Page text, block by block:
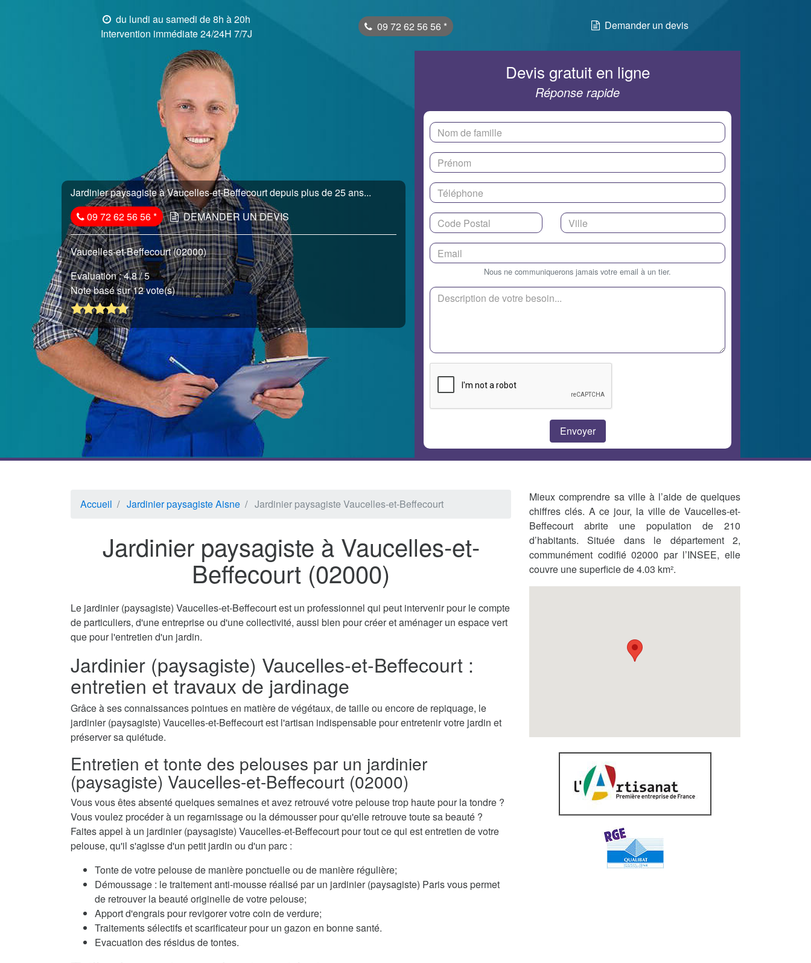
du lundi au samedi de 8h à 20h
Intervention immédiate 24/24H 7/7J
09 72 62 56 56 * Demander un devis
Jardinier paysagiste à Vaucelles-et-Beffecourt depuis plus de 25 ans...
09 72 62 56 56* DEMANDER UN DEVIS
Vaucelles-et-Beffecourt (02000)
Evaluation :4.8/ 5
Note basé sur 12 vote(s)
Devis gratuit en ligne
Réponse rapide
Nous ne communiquerons jamais votre email à un tier.
Accueil Jardinier paysagiste Aisne Jardinier paysagiste Vaucelles-et-Beffecourt
Jardinier paysagiste à Vaucelles-et-
Beffecourt (02000)
Le jardinier (paysagiste) Vaucelles-et-Beffecourt est un professionnel qui peut intervenir pour le compte
de particuliers, d'une entreprise ou d'une collectivité, aussi bien pour créer et aménager un espace vert
que pour l'entretien d'un jardin.
Jardinier (paysagiste) Vaucelles-et-Beffecourt :
entretien et travaux de jardinage
Grâce à ses connaissances pointues en matière de végétaux, de taille ou encore de repiquage, le
jardinier (paysagiste) Vaucelles-et-Beffecourt est l'artisan indispensable pour entretenir votre jardin et
préserver sa quiétude.
Entretien et tonte des pelouses par un jardinier
(paysagiste) Vaucelles-et-Beffecourt (02000)
Vous vous êtes absenté quelques semaines et avez retrouvé votre pelouse trop haute pour la tondre ?
Vous voulez procéder à un regarnissage ou la démousser pour qu'elle retrouve toute sa beauté ?
Faites appel à un jardinier (paysagiste) Vaucelles-et-Beffecourt pour tout ce qui est entretien de votre
pelouse, qu'il s'agisse d'un petit jardin ou d'un parc :
Tonte de votre pelouse de manière ponctuelle ou de manière régulière;
Démoussage : le traitement anti-mousse réalisé par un jardinier (paysagiste) Paris vous permet
de retrouver la beauté originelle de votre pelouse;
Apport d'engrais pour revigorer votre coin de verdure;
Traitements sélectifs et scarificateur pour un gazon en bonne santé.
Evacuation des résidus de tontes.
Mieux comprendre sa ville à l’aide de quelques
chiffres clés. A ce jour, la ville de Vaucelles-et-
Beffecourt abrite une population de 210
d’habitants. Située dans le département 2,
communément codifié 02000 par l’INSEE, elle
couvre une superficie de 4.03 km².